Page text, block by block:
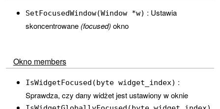
SetFocusedWindow(Window *w) : Ustawia
skoncentrowane (focused) okno
Okno members
IsWidgetFocused(byte widget_index) :
Sprawdza, czy dany widżet jest ustawiony w oknie